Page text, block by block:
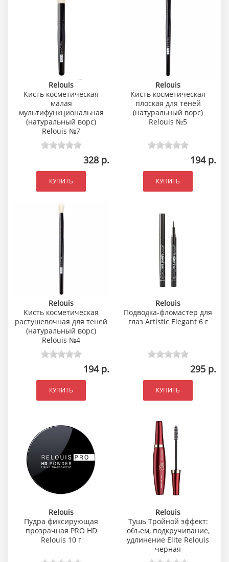
Relouis
Кисть косметическая
малая
мультифункциональная
(натуральный ворс)
Relouis №7
328 р.
КУПИТЬ
Relouis
Кисть косметическая
плоская для теней
(натуральный ворс)
Relouis №5
194 р.
КУПИТЬ
Relouis
Кисть косметическая
растушевочная для теней
(натуральный ворс)
Relouis №4
194 р.
КУПИТЬ
Relouis
Подводка-фломастер для
глаз Artistic Elegant 6 г
295 р.
КУПИТЬ
Relouis
Пудра фиксирующая
прозрачная PRO HD
Relouis 10 г
Relouis
Тушь Тройной эффект:
объем, подкручивание,
удлинение Elite Relouis
черная